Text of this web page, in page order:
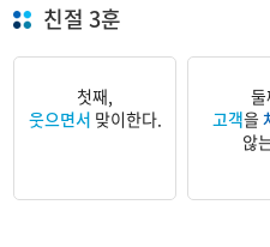
친절 3훈
첫째,
웃으면서 맞이한다.
둘
고객을
않